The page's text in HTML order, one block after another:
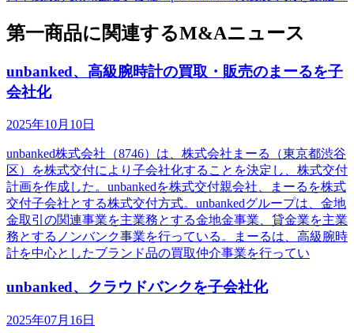
第一商品に関連するM&Aニュース
unbanked、高級腕時計の買取・販売のまーるを子
会社化
2025年10月10日
unbanked株式会社（8746）は、株式会社まーる（東京都渋谷
区）を株式交付により子会社化することを決定し、株式交付
計画を作成した。unbankedを株式交付親会社、まーるを株式
交付子会社とする株式交付方式。unbankedグループは、金地
金取引の関連事業を主業務とする金地金事業、貸金業を主業
務とするノンバンク事業を行っている。まーるは、高級腕時
計を中心としたブランド品の買取仲介事業を行ってい
unbanked、クラウドバンクを子会社化
2025年07月16日